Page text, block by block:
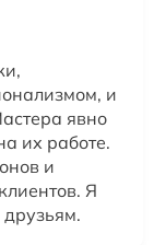
и
явно
их работе.
и
Я
друзьям.